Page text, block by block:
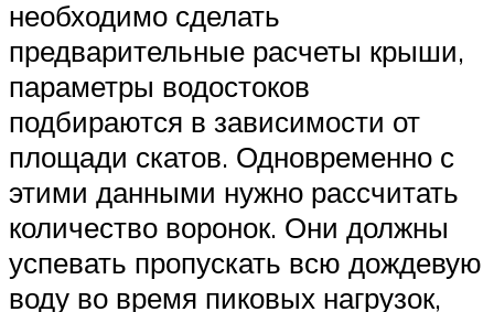
необходимо сделать
предварительные расчеты крыши,
параметры водостоков
подбираются в зависимости от
площади скатов. Одновременно с
этими данными нужно рассчитать
количество воронок. Они должны
успевать пропускать всю дождевую
воду во время пиковых нагрузок,